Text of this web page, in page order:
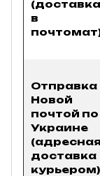
(доставка
в
Отправка
Новой
почтой по
Украине
(адресная
доставка
курьером)